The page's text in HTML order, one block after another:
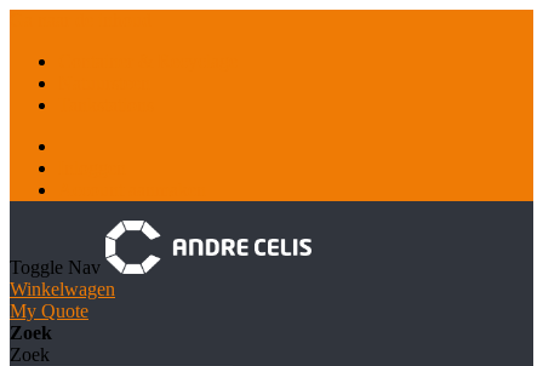
Toggle Nav
Winkelwagen
My Quote
Zoek
Zoek